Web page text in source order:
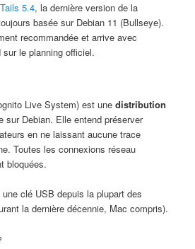
Tails 5.4, la dernière version de la
basée sur Debian 11 (Bullseye).
recommandée et arrive avec
le planning officiel.
Live System) est unedistribution
sur Debian. Elle entend préserver
en ne laissant aucune trace
Toutes les connexions réseau
bloquées.
une clé USB depuis la plupart des
la dernière décennie, Mac compris).